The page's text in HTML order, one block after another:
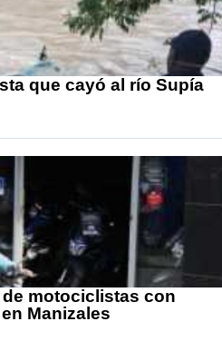
que cayó al río Supía
motociclistas con
Manizales